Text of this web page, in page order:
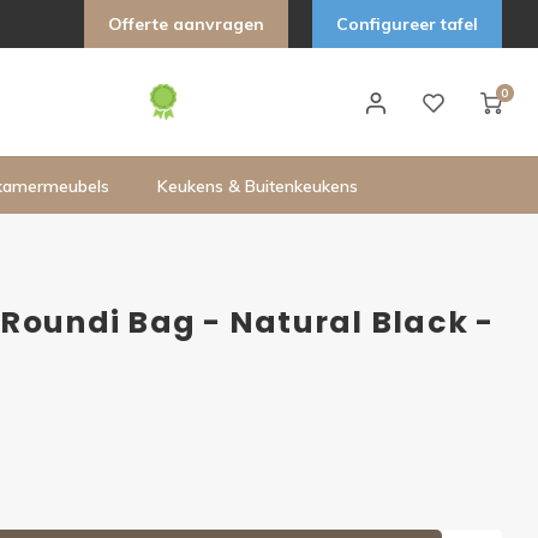
Offerte aanvragen Configureer tafel
0
Keukens & Buitenkeukens
Bag - Natural Black -